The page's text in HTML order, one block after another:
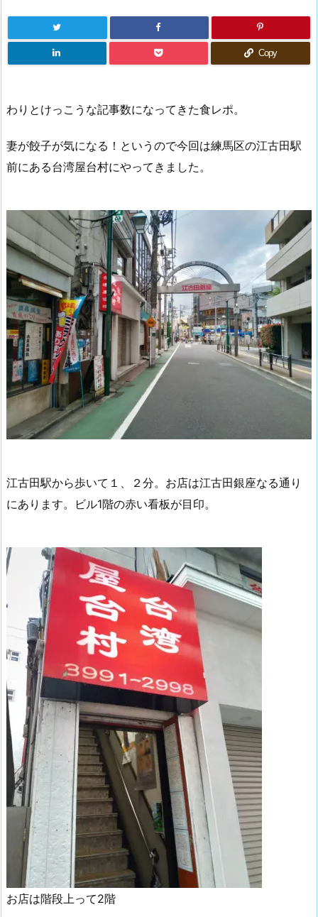
Copy
わりとけっこうな記事数になってきた食レポ。
妻が餃子が気になる！というので今回は練馬区の江古田駅
前にある台湾屋台村にやってきました。
江古田駅から歩いて１、２分。お店は江古田銀座なる通り
にあります。ビル1階の赤い看板が目印。
お店は階段上って2階